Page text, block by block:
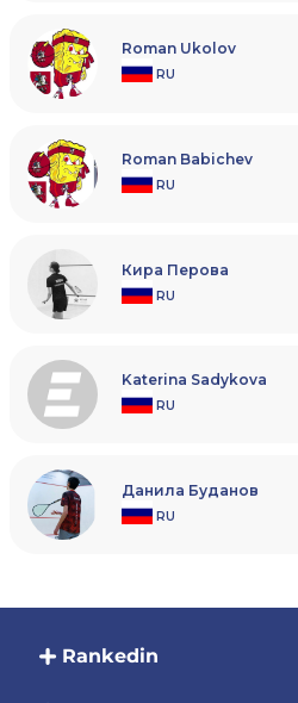
Roman Ukolov
RU
Roman Babichev
RU
Кира Перова
RU
Katerina Sadykova
RU
Данила Буданов
RU
Rankedin